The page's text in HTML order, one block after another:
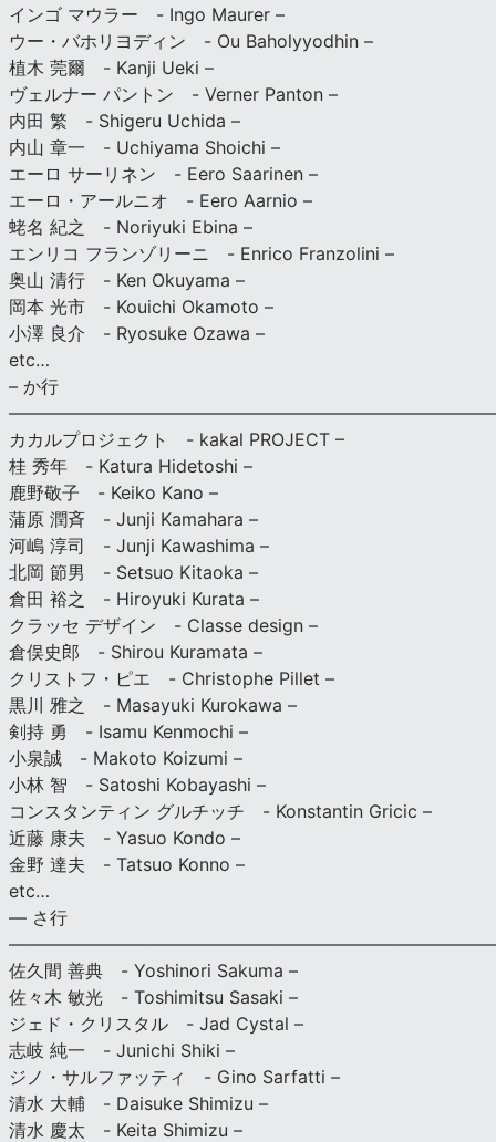
インゴ マウラー - Ingo Maurer –
ウー・バホリヨディン - Ou Baholyyodhin –
植木 莞爾 - Kanji Ueki –
ヴェルナー パントン - Verner Panton –
内田 繁 - Shigeru Uchida –
内山 章一 - Uchiyama Shoichi –
エーロ サーリネン - Eero Saarinen –
エーロ・アールニオ - Eero Aarnio –
蛯名 紀之 - Noriyuki Ebina –
エンリコ フランゾリーニ - Enrico Franzolini –
奥山 清行 - Ken Okuyama –
岡本 光市 - Kouichi Okamoto –
小澤 良介 - Ryosuke Ozawa –
etc…
– か行
カカルプロジェクト - kakal PROJECT –
桂 秀年 - Katura Hidetoshi –
鹿野敬子 - Keiko Kano –
蒲原 潤斉 - Junji Kamahara –
河嶋 淳司 - Junji Kawashima –
北岡 節男 - Setsuo Kitaoka –
倉田 裕之 - Hiroyuki Kurata –
クラッセ デザイン - Classe design –
倉俣史郎 - Shirou Kuramata –
クリストフ・ピエ - Christophe Pillet –
黒川 雅之 - Masayuki Kurokawa –
剣持 勇 - Isamu Kenmochi –
小泉誠 - Makoto Koizumi –
小林 智 - Satoshi Kobayashi –
コンスタンティン グルチッチ - Konstantin Gricic –
近藤 康夫 - Yasuo Kondo –
金野 達夫 - Tatsuo Konno –
etc…
— さ行
佐久間 善典 - Yoshinori Sakuma –
佐々木 敏光 - Toshimitsu Sasaki –
ジェド・クリスタル - Jad Cystal –
志岐 純一 - Junichi Shiki –
ジノ・サルファッティ - Gino Sarfatti –
清水 大輔 - Daisuke Shimizu –
清水 慶太 - Keita Shimizu –